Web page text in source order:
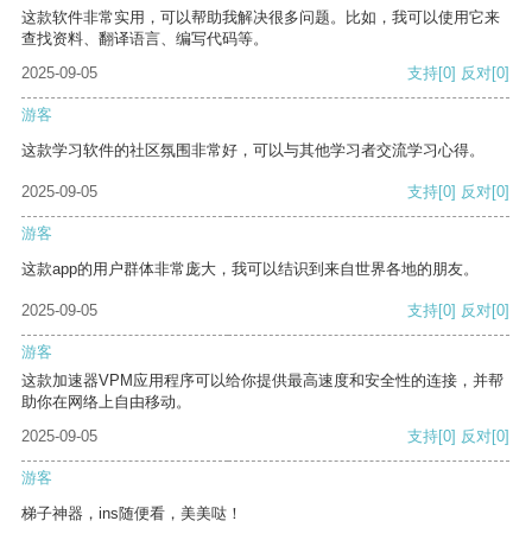
这款软件非常实用，可以帮助我解决很多问题。比如，我可以使用它来
查找资料、翻译语言、编写代码等。
2025-09-05
支持[0] 反对[0]
游客
这款学习软件的社区氛围非常好，可以与其他学习者交流学习心得。
2025-09-05 支持[0] 反对[0]
游客
这款app的用户群体非常庞大，我可以结识到来自世界各地的朋友。
2025-09-05 支持[0] 反对[0]
游客
这款加速器VPM应用程序可以给你提供最高速度和安全性的连接，并帮
助你在网络上自由移动。
2025-09-05
支持[0] 反对[0]
游客
梯子神器，ins随便看，美美哒！